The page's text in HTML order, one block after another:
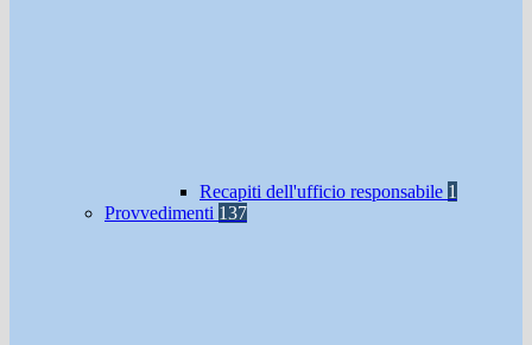
Recapiti dell'ufficio responsabile 1
Provvedimenti 137